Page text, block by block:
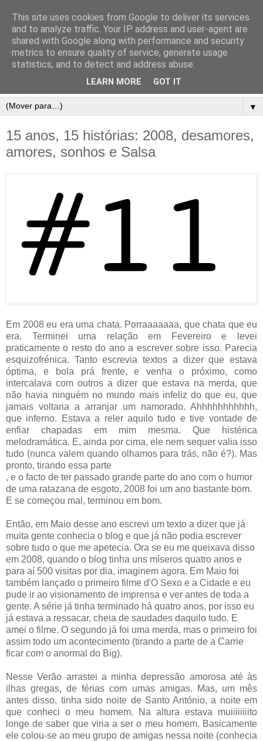
▼
15 anos, 15 histórias: 2008, desamores,
amores, sonhos e Salsa
Em 2008 eu era uma chata. Porraaaaaaa, que chata que eu
era. Terminei uma relação em Fevereiro e levei
praticamente o resto do ano a escrever sobre isso. Parecia
esquizofrénica. Tanto escrevia textos a dizer que estava
óptima, e bola prá frente, e venha o próximo, como
intercalava com outros a dizer que estava na merda, que
não havia ninguém no mundo mais infeliz do que eu, que
jamais voltaria a arranjar um namorado. Ahhhhhhhhhhh,
que inferno. Estava a reler aquilo tudo e tive vontade de
enfiar chapadas em mim mesma. Que histérica
melodramática. E, ainda por cima, ele nem sequer valia isso
tudo (nunca valem quando olhamos para trás, não é?). Mas
pronto, tirando essa parte
, e o facto de ter passado grande parte do ano com o humor
de uma ratazana de esgoto, 2008 foi um ano bastante bom.
E se começou mal, terminou em bom.
Então, em Maio desse ano escrevi um texto a dizer que já
muita gente conhecia o blog e que já não podia escrever
sobre tudo o que me apetecia. Ora se eu me queixava disso
em 2008, quando o blog tinha uns míseros quatro anos e
para aí 500 visitas por dia, imaginem agora. Em Maio foi
também lançado o primeiro filme d'O Sexo e a Cidade e eu
pude ir ao visionamento de imprensa e ver antes de toda a
gente. A série já tinha terminado há quatro anos, por isso eu
já estava a ressacar, cheia de saudades daquilo tudo. E
amei o filme. O segundo já foi uma merda, mas o primeiro foi
assim todo um acontecimento (tirando a parte de a Carrie
ficar com o anormal do Big).
Nesse Verão arrastei a minha depressão amorosa até às
ilhas gregas, de férias com umas amigas. Mas, um mês
antes disso, tinha sido noite de Santo António, a noite em
que conheci o meu homem. Na altura estava muiiiiiiiito
longe de saber que viria a ser o meu homem. Basicamente
ele colou-se ao meu grupo de amigas nessa noite (conhecia
This site uses cookies from Google to deliver its services
and to analyze traffic. Your IP address and user-agent are
shared with Google along with performance and security
metrics to ensure quality of service, generate usage
statistics, and to detect and address abuse.
LEARN MORE GOT IT